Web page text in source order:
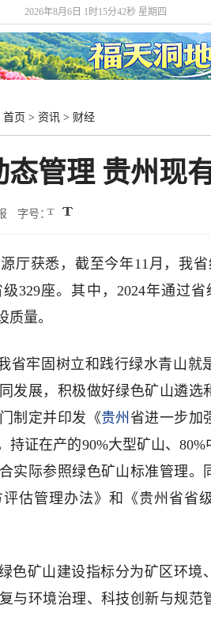
2026年8月6日 1时15分43秒 星期四
首页 > 资讯 > 财经
态管理 贵州现
字号：
厅获悉，截至今年11月，我
329座。其中，2024年通过
量。
牢固树立和践行绿水青山就
发展，积极做好绿色矿山遴选
制定并印发《贵州 省进一步加
持证在产的90%大型矿山、
实际参照绿色矿山标准管理。
估管理办法》和《贵州省省
矿山建设指标分为矿区环境
与环境治理、科技创新与规范